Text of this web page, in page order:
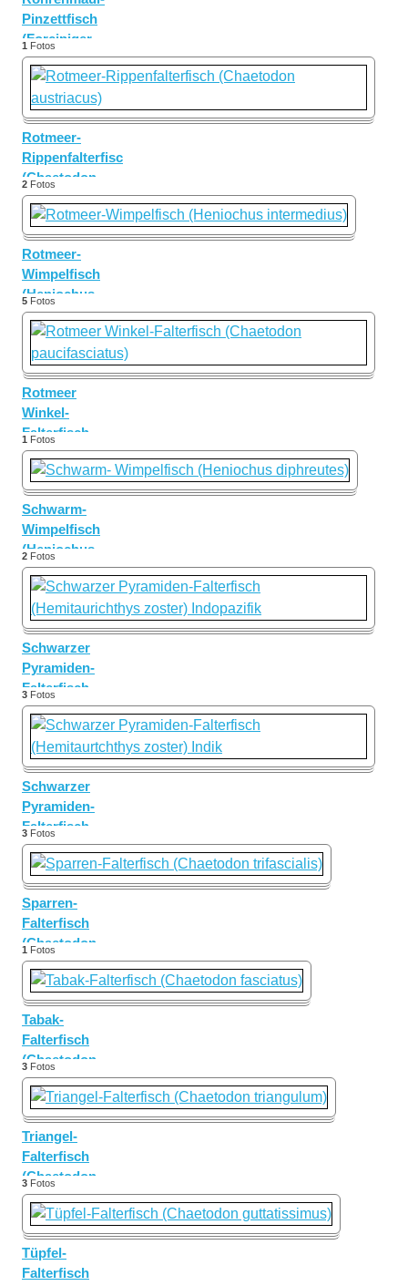
Pinzettfisch
(Forcipiger
flavissimus)
Indopazifik
1 Fotos
Rotmeer-
Rippenfalterfisch
(Chaetodon
austriacus)
2 Fotos
Rotmeer-
Wimpelfisch
(Heniochus
intermedius)
5 Fotos
Rotmeer
Winkel-
Falterfisch
(Chaetodon
paucifasciatus)
1 Fotos
Schwarm-
Wimpelfisch
(Heniochus
diphreutes)
2 Fotos
Schwarzer
Pyramiden-
Falterfisch
(Hemitaurichthys
zoster)
Indopazifik
3 Fotos
Schwarzer
Pyramiden-
Falterfisch
(Hemitaurtchthys
zoster) Indik
3 Fotos
Sparren-
Falterfisch
(Chaetodon
trifascialis)
1 Fotos
Tabak-
Falterfisch
(Chaetodon
fasciatus)
3 Fotos
Triangel-
Falterfisch
(Chaetodon
triangulum)
3 Fotos
Tüpfel-
Falterfisch